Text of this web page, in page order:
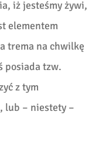
iż jesteśmy żywi,
elementem
trema na chwilkę
posiada tzw.
z tym
lub – niestety –